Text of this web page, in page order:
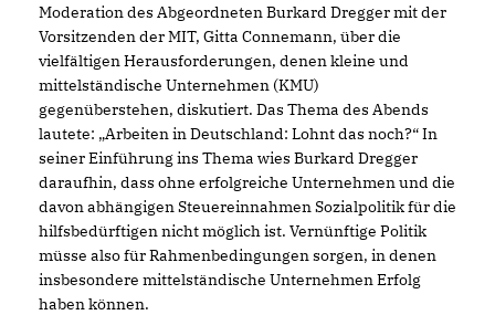
Moderation des Abgeordneten Burkard Dregger mit der
Vorsitzenden der MIT, Gitta Connemann, über die
vielfältigen Herausforderungen, denen kleine und
mittelständische Unternehmen (KMU)
gegenüberstehen, diskutiert. Das Thema des Abends
lautete: „Arbeiten in Deutschland: Lohnt das noch?“ In
seiner Einführung ins Thema wies Burkard Dregger
daraufhin, dass ohne erfolgreiche Unternehmen und die
davon abhängigen Steuereinnahmen Sozialpolitik für die
hilfsbedürftigen nicht möglich ist. Vernünftige Politik
müsse also für Rahmenbedingungen sorgen, in denen
insbesondere mittelständische Unternehmen Erfolg
haben können.